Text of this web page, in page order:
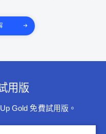
用版
Gold 免費試用版。